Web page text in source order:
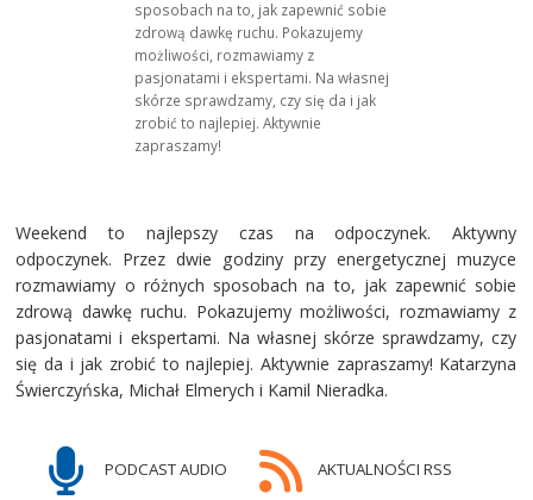
sposobach na to, jak zapewnić sobie
zdrową dawkę ruchu. Pokazujemy
możliwości, rozmawiamy z
pasjonatami i ekspertami. Na własnej
skórze sprawdzamy, czy się da i jak
zrobić to najlepiej. Aktywnie
zapraszamy!
Weekend to najlepszy czas na odpoczynek. Aktywny
odpoczynek. Przez dwie godziny przy energetycznej muzyce
rozmawiamy o różnych sposobach na to, jak zapewnić sobie
zdrową dawkę ruchu. Pokazujemy możliwości, rozmawiamy z
pasjonatami i ekspertami. Na własnej skórze sprawdzamy, czy
się da i jak zrobić to najlepiej. Aktywnie zapraszamy! Katarzyna
Świerczyńska, Michał Elmerych i Kamil Nieradka.
PODCAST AUDIO AKTUALNOŚCI RSS